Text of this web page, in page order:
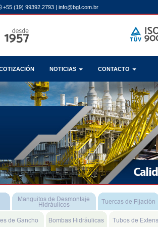
+55 (19) 99392.2793 | info@bgl.com.br
NOTICIAS CONTACTO